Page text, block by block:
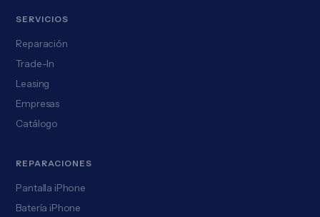
SERVICIOS
Reparación
Trade-In
Leasing
Empresas
Catálogo
REPARACIONES
Pantalla iPhone
Batería iPhone